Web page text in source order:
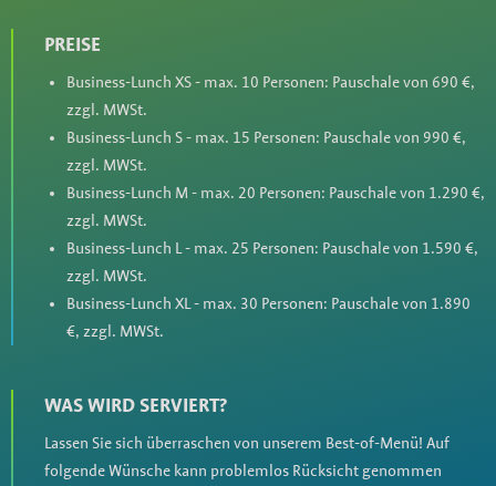
PREISE
Business-Lunch XS - max. 10 Personen: Pauschale von 690 €,
zzgl. MWSt.
Business-Lunch S - max. 15 Personen: Pauschale von 990 €,
zzgl. MWSt.
Business-Lunch M - max. 20 Personen: Pauschale von 1.290 €,
zzgl. MWSt.
Business-Lunch L - max. 25 Personen: Pauschale von 1.590 €,
zzgl. MWSt.
Business-Lunch XL - max. 30 Personen: Pauschale von 1.890
€, zzgl. MWSt.
WAS WIRD SERVIERT?
Lassen Sie sich überraschen von unserem Best-of-Menü! Auf
folgende Wünsche kann problemlos Rücksicht genommen